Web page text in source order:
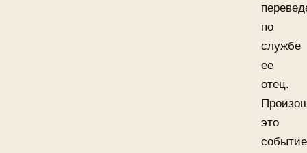
по
службе
ее
отец.
это
событие